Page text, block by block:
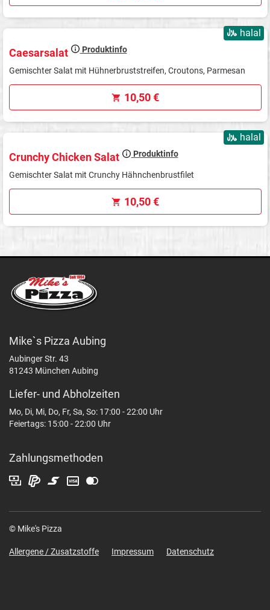
halal
Caesarsalat Produktinfo
Gemischter Salat mit Hühnerbruststreifen, Croutons, Parmesan
10,50 €
halal
Crunchy Chicken Salat Produktinfo
Gemischter Salat mit Crunchy Hähnchenbrustfilet
10,50 €
Mike`s Pizza Aubing
Aubinger Str. 43
81243 München Aubing
Liefer- und Abholzeiten
Mo, Di, Mi, Do, Fr, Sa, So: 17:00 - 22:00 Uhr
Feiertags: 15:00 - 22:00 Uhr
Zahlungsmethoden
© Mike's Pizza
Allergene / Zusatzstoffe Impressum Datenschutz